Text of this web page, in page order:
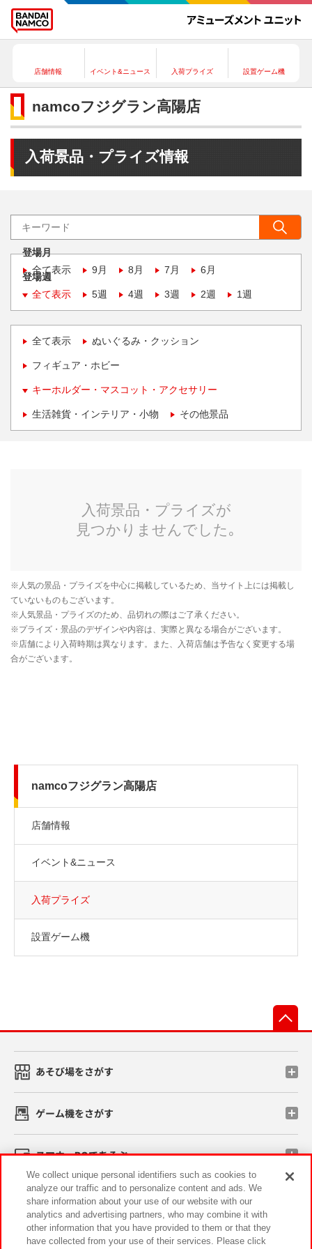
店舗情報 イベント&ニュース 入荷プライズ 設置ゲーム機
namcoフジグラン高陽店
入荷景品・プライズ情報
登場月
全て表示
9月 8月 7月 6月
登場週
全て表示
5週 4週 3週 2週 1週
全て表示 ぬいぐるみ・クッション
フィギュア・ホビー
キーホルダー・マスコット・アクセサリー
生活雑貨・インテリア・小物 その他景品
namcoフジグラン高陽店
店舗情報
イベント&ニュース
入荷プライズ
設置ゲーム機
あそび場をさがす
ゲーム機をさがす
スマホ・PCであそぶ
イベント・キャンペーン
We collect unique personal identifiers such as cookies to
analyze our traffic and to personalize content and ads. We
share information about your use of our website with our
analytics and advertising partners, who may combine it with
other information that you have provided to them or that they
have collected from your use of their services. Please click